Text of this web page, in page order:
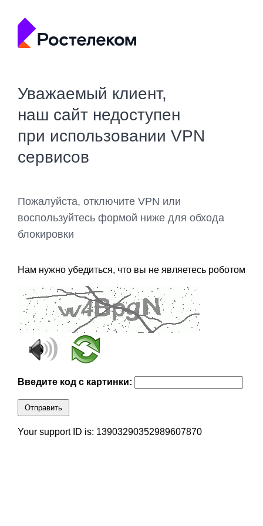
Уважаемый клиент,
наш сайт недоступен
при использовании VPN
сервисов
Пожалуйста, отключите VPN или
воспользуйтесь формой ниже для обхода
блокировки
Нам нужно убедиться, что вы не являетесь роботом
Введите код с картинки:
Отправить
Your support ID is: 13903290352989607870